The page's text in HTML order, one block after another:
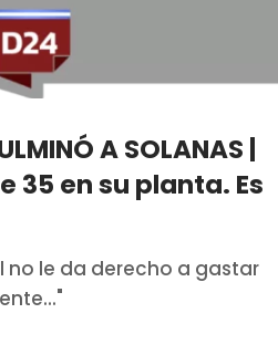
A SOLANAS |
35 en su planta. Es
no le da derecho a gastar